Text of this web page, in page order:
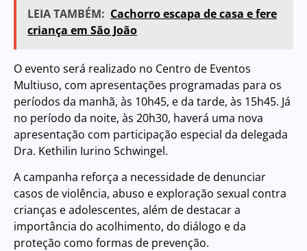
LEIA TAMBÉM: Cachorro escapa de casa e fere
criança em São João
O evento será realizado no Centro de Eventos
Multiuso, com apresentações programadas para os
períodos da manhã, às 10h45, e da tarde, às 15h45. Já
no período da noite, às 20h30, haverá uma nova
apresentação com participação especial da delegada
Dra. Kethilin Iurino Schwingel.
A campanha reforça a necessidade de denunciar
casos de violência, abuso e exploração sexual contra
crianças e adolescentes, além de destacar a
importância do acolhimento, do diálogo e da
proteção como formas de prevenção.